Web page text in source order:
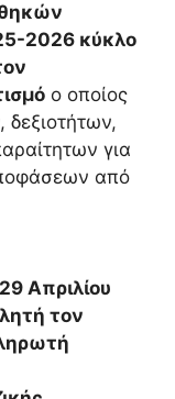
2026 κύκλο
ο οποίος
για
από
Απριλίου
τον